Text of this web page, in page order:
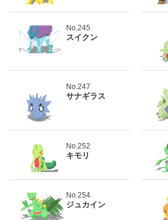
No.245
スイクン
No.247
サナギラス
No.252
キモリ
No.254
ジュカイン